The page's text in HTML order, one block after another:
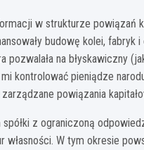
w strukturze powiązań
budowę kolei, fabryk i
na błyskawiczny
kontrolować pieniądze
powiązania
z ograniczoną
W tym okresie